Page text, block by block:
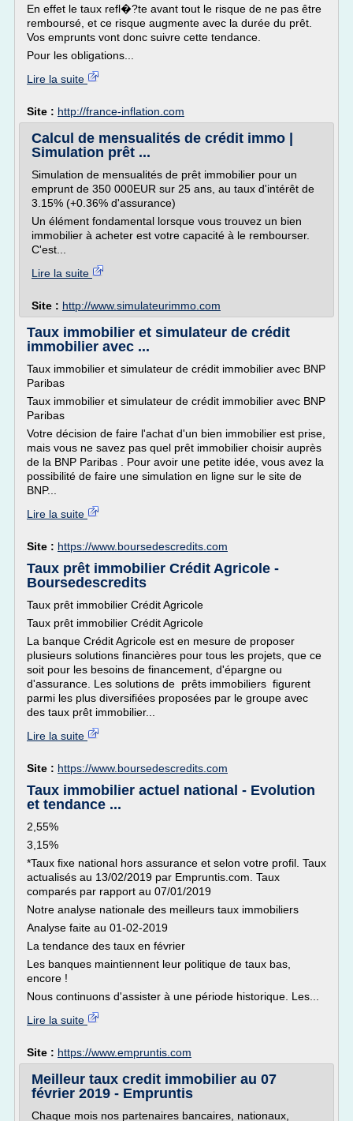
En effet le taux refl�?te avant tout le risque de ne pas être
remboursé, et ce risque augmente avec la durée du prêt.
Vos emprunts vont donc suivre cette tendance.
Pour les obligations...
Lire la suite
Site : http://france-inflation.com
Calcul de mensualités de crédit immo |
Simulation prêt ...
Simulation de mensualités de prêt immobilier pour un
emprunt de 350 000EUR sur 25 ans, au taux d'intérêt de
3.15% (+0.36% d'assurance)
Un élément fondamental lorsque vous trouvez un bien
immobilier à acheter est votre capacité à le rembourser.
C'est...
Lire la suite
Site : http://www.simulateurimmo.com
Taux immobilier et simulateur de crédit
immobilier avec ...
Taux immobilier et simulateur de crédit immobilier avec BNP
Paribas
Taux immobilier et simulateur de crédit immobilier avec BNP
Paribas
Votre décision de faire l'achat d'un bien immobilier est prise,
mais vous ne savez pas quel prêt immobilier choisir auprès
de la BNP Paribas . Pour avoir une petite idée, vous avez la
possibilité de faire une simulation en ligne sur le site de
BNP...
Lire la suite
Site : https://www.boursedescredits.com
Taux prêt immobilier Crédit Agricole -
Boursedescredits
Taux prêt immobilier Crédit Agricole
Taux prêt immobilier Crédit Agricole
La banque Crédit Agricole est en mesure de proposer
plusieurs solutions financières pour tous les projets, que ce
soit pour les besoins de financement, d'épargne ou
d'assurance. Les solutions de prêts immobiliers figurent
parmi les plus diversifiées proposées par le groupe avec
des taux prêt immobilier...
Lire la suite
Site : https://www.boursedescredits.com
Taux immobilier actuel national - Evolution
et tendance ...
2,55%
3,15%
*Taux fixe national hors assurance et selon votre profil. Taux
actualisés au 13/02/2019 par Empruntis.com. Taux
comparés par rapport au 07/01/2019
Notre analyse nationale des meilleurs taux immobiliers
Analyse faite au 01-02-2019
La tendance des taux en février
Les banques maintiennent leur politique de taux bas,
encore !
Nous continuons d'assister à une période historique. Les...
Lire la suite
Site : https://www.empruntis.com
Meilleur taux credit immobilier au 07
février 2019 - Empruntis
Chaque mois nos partenaires bancaires, nationaux,